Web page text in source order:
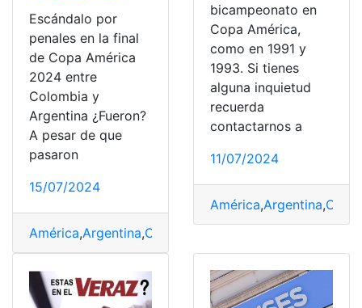
Escándalo por
penales en la final
de Copa América
2024 entre
Colombia y
Argentina ¿Fueron?
A pesar de que
pasaron
15/07/2024
América,Argentina,Colombia
bicampeonato en
Copa América,
como en 1991 y
1993. Si tienes
alguna inquietud
recuerda
contactarnos a
11/07/2024
América,Argentina,Copa